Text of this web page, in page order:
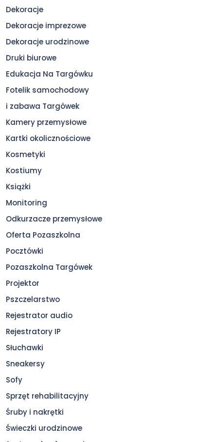
Dekoracje
Dekoracje imprezowe
Dekoracje urodzinowe
Druki biurowe
Edukacja Na Targówku
Fotelik samochodowy
i zabawa Targówek
Kamery przemysłowe
Kartki okolicznościowe
Kosmetyki
Kostiumy
Książki
Monitoring
Odkurzacze przemysłowe
Oferta Pozaszkolna
Pocztówki
Pozaszkolna Targówek
Projektor
Pszczelarstwo
Rejestrator audio
Rejestratory IP
Słuchawki
Sneakersy
Sofy
Sprzęt rehabilitacyjny
Śruby i nakrętki
Świeczki urodzinowe